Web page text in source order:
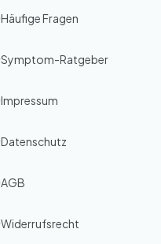
Häufige Fragen
Symptom-Ratgeber
Impressum
Datenschutz
AGB
Widerrufsrecht